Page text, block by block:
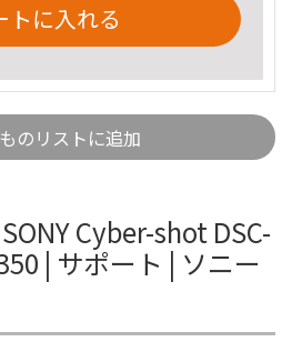
トに入れる
のリストに追加
Cyber-shot DSC-
| サポート | ソニー